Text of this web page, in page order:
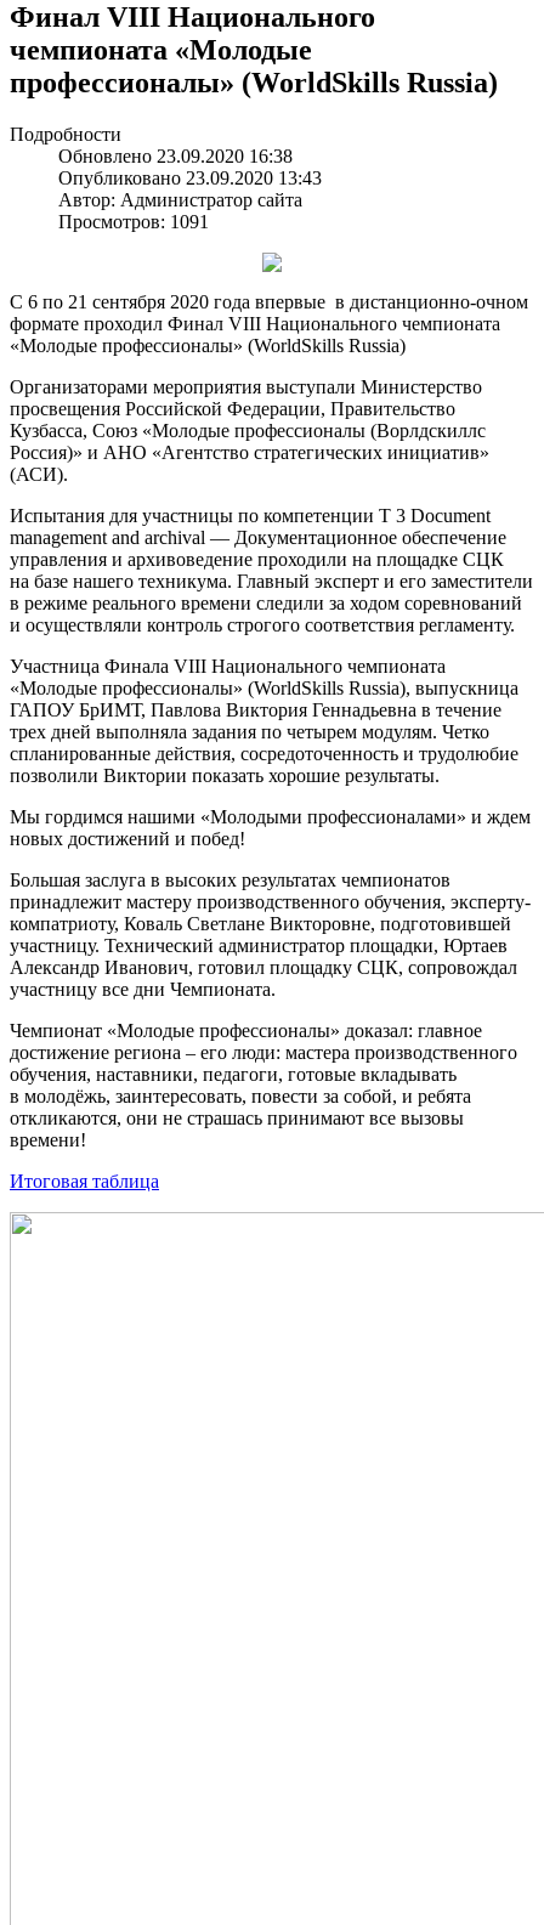
Финал VIII Национального
чемпионата «Молодые
профессионалы» (WorldSkills Russia)
Подробности
Обновлено 23.09.2020 16:38
Опубликовано 23.09.2020 13:43
Автор: Администратор сайта
Просмотров: 1091
С 6 по 21 сентября 2020 года впервые в дистанционно-очном
формате проходил Финал VIII Национального чемпионата
«Молодые профессионалы» (WorldSkills Russia)
Организаторами мероприятия выступали Министерство
просвещения Российской Федерации, Правительство
Кузбасса, Союз «Молодые профессионалы (Ворлдскиллс
Россия)» и АНО «Агентство стратегических инициатив»
(АСИ).
Испытания для участницы по компетенции Т 3 Document
management and archival — Документационное обеспечение
управления и архивоведение проходили на площадке СЦК
на базе нашего техникума. Главный эксперт и его заместители
в режиме реального времени следили за ходом соревнований
и осуществляли контроль строгого соответствия регламенту.
Участница Финала VIII Национального чемпионата
«Молодые профессионалы» (WorldSkills Russia), выпускница
ГАПОУ БрИМТ, Павлова Виктория Геннадьевна в течение
трех дней выполняла задания по четырем модулям. Четко
спланированные действия, сосредоточенность и трудолюбие
позволили Виктории показать хорошие результаты.
Мы гордимся нашими «Молодыми профессионалами» и ждем
новых достижений и побед!
Большая заслуга в высоких результатах чемпионатов
принадлежит мастеру производственного обучения, эксперту-
компатриоту, Коваль Светлане Викторовне, подготовившей
участницу. Технический администратор площадки, Юртаев
Александр Иванович, готовил площадку СЦК, сопровождал
участницу все дни Чемпионата.
Чемпионат «Молодые профессионалы» доказал: главное
достижение региона – его люди: мастера производственного
обучения, наставники, педагоги, готовые вкладывать
в молодёжь, заинтересовать, повести за собой, и ребята
откликаются, они не страшась принимают все вызовы
времени!
Итоговая таблица